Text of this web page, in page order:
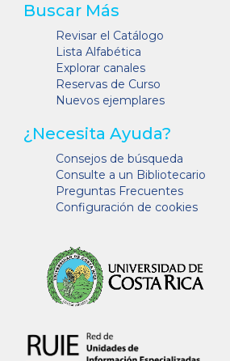
Buscar Más
Revisar el Catálogo
Lista Alfabética
Explorar canales
Reservas de Curso
Nuevos ejemplares
¿Necesita Ayuda?
Consejos de búsqueda
Consulte a un Bibliotecario
Preguntas Frecuentes
Configuración de cookies